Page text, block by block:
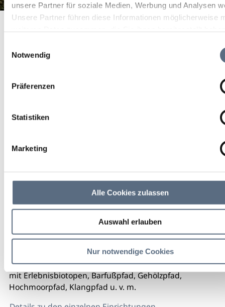
unsere Partner für soziale Medien, Werbung und Analysen
Unsere Partner führen diese Informationen möglicherweise
Notwendig
Präferenzen
Statistiken
Marketing
Alle Cookies zulassen
Auswahl erlauben
Nur notwendige Cookies
Naturlehrgebiet im Loisach-Kochelsee-Moor
Startseite Naturlehrgebiet im Loisach-Kochelsee-Moor
Loisach-Kochelsee-Moor
Naturlehrgebiet im Loisach-Kochelsee-Moor
mit Erlebnisbiotopen, Barfußpfad, Gehölzpfad,
Hochmoorpfad, Klangpfad u. v. m.